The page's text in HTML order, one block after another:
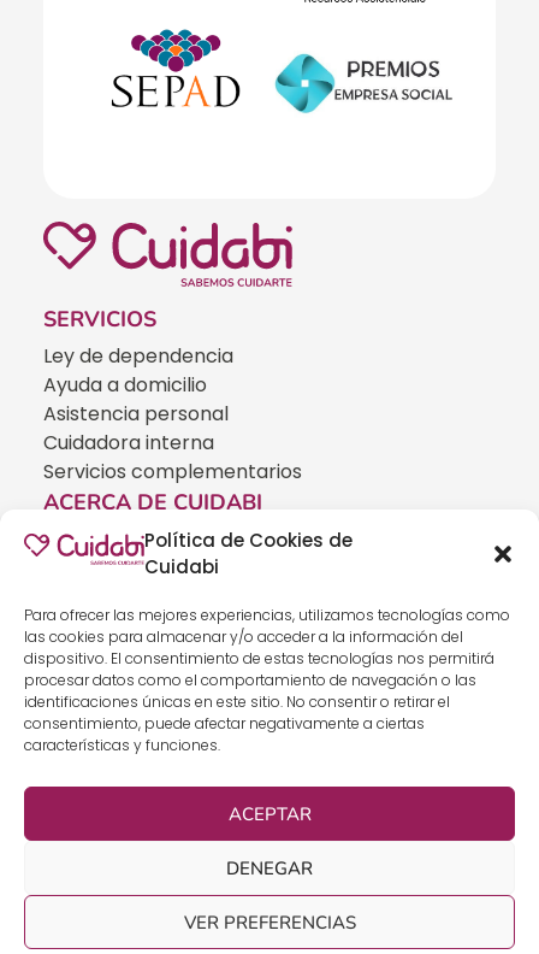
Política de Cookies de
Cuidabi
Para ofrecer las mejores experiencias, utilizamos tecnologías como
las cookies para almacenar y/o acceder a la información del
dispositivo. El consentimiento de estas tecnologías nos permitirá
procesar datos como el comportamiento de navegación o las
identificaciones únicas en este sitio. No consentir o retirar el
consentimiento, puede afectar negativamente a ciertas
características y funciones.
ACEPTAR
DENEGAR
VER PREFERENCIAS
SERVICIOS
Ley de dependencia
Ayuda a domicilio
Asistencia personal
Cuidadora interna
Servicios complementarios
ACERCA DE CUIDABI
Sobre Cuidabi
Trabajo con nosotros
Blog
Plan de igualdad
Ayudas recibidas
INFORMACIÓN PARA CLIENTES
Canal ético y denuncias
Política de privacidad
Nota legal
Cuidadora interna en Valencia
Ayuda a Domicilio en Valencia